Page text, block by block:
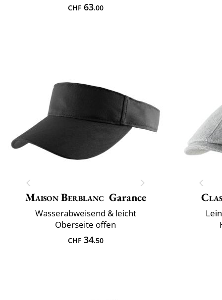
CHF63.00
Maison Berblanc Garance
Wasserabweisend & leicht
Oberseite offen
CHF34.50